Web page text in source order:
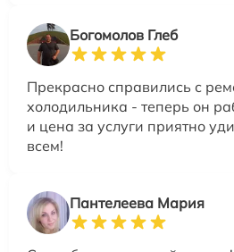
Богомолов Глеб
Прекрасно справились с
холодильника - теперь он
и цена за услуги приятно
всем!
Пантелеева Мария